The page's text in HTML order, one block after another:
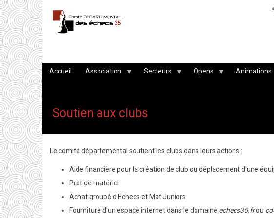
Aller
au
contenu
principal
Accueil Association Secteurs Opens Animations
Soutien aux clubs
Le comité départemental soutient les clubs dans leurs actions :
Aide financière pour la création de club ou déplacement d'une
Prêt de matériel
Achat groupé d'Echecs et Mat Juniors
Fourniture d'un espace internet dans le domaine echecs35.frou